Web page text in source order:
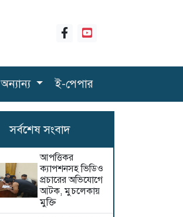
অন্যান্য ই-পেপার
সর্বশেষ সংবাদ
আপত্তিকর
ক্যাপশনসহ ভিডিও
প্রচারের অভিযোগে
আটক, মুচলেকায়
মুক্তি